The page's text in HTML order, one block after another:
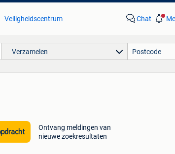
Veiligheidscentrum Chat
Verzamelen
Ontvang meldingen van
nieuwe zoekresultaten